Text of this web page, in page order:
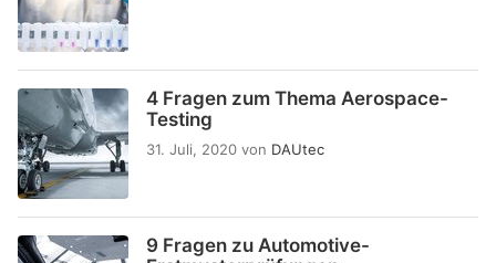
4 Fragen zum Thema Aerospace-
Testing
31. Juli, 2020 von DAUtec
9 Fragen zu Automotive-